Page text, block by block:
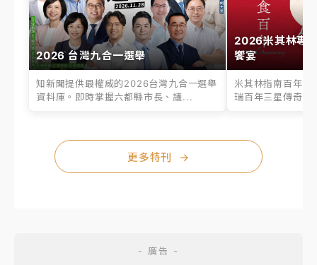
2026 台灣九合一選舉
知新聞提供最權威的2026台灣九合一選舉
資料庫。即時掌握六都縣市長、議...
2026米其林專
饗宴
米其林指南百年之
瑞百年三星傳奇、
更多特刊 →